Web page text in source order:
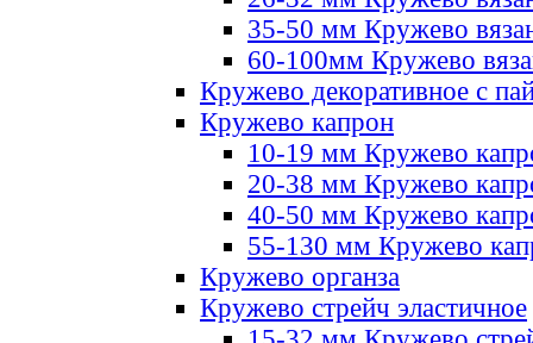
35-50 мм Кружево
60-100мм Кружево
Кружево декоративное с
Кружево капрон
10-19 мм Кружево
20-38 мм Кружево
40-50 мм Кружево
55-130 мм Кружево
Кружево органза
Кружево стрейч эластичное